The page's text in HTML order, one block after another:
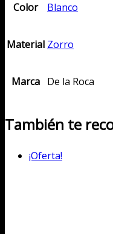
Color Blanco
Material Zorro
Marca De la Roca
También te
¡Oferta!